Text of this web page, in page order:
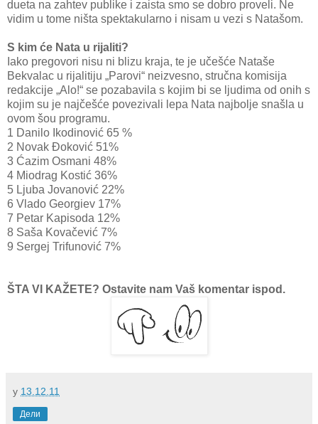
dueta na zahtev publike i zaista smo se dobro proveli. Ne
vidim u tome ništa spektakularno i nisam u vezi s Natašom.
S kim će Nata u rijaliti?
Iako pregovori nisu ni blizu kraja, te je učešće Nataše
Bekvalac u rijalitiju „Parovi“ neizvesno, stručna komisija
redakcije „Alo!“ se pozabavila s kojim bi se ljudima od onih s
kojim su je najčešće povezivali lepa Nata najbolje snašla u
ovom šou programu.
1 Danilo Ikodinović 65 %
2 Novak Đoković 51%
3 Ćazim Osmani 48%
4 Miodrag Kostić 36%
5 Ljuba Jovanović 22%
6 Vlado Georgiev 17%
7 Petar Kapisoda 12%
8 Saša Kovačević 7%
9 Sergej Trifunović 7%
ŠTA VI KAŽETE? Ostavite nam Vaš komentar ispod.
у 13.12.11
Дели